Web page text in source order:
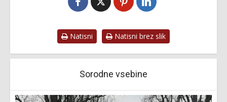
Natisni Natisni brez slik
Sorodne vsebine